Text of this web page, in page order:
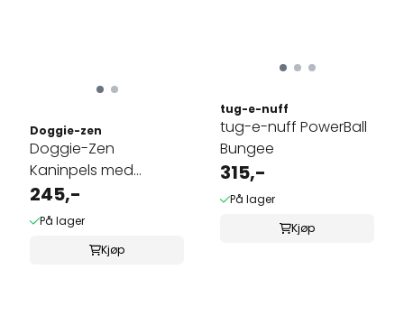
Doggie-zen
Doggie-Zen
Kaninpels med
håndtak
245,-
På lager
Kjøp
tug-e-nuff
tug-e-nuff PowerBall
Bungee
315,-
På lager
Kjøp